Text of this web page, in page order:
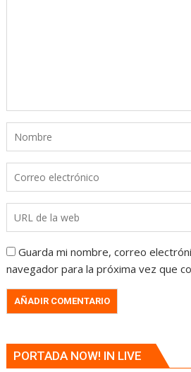
Guarda mi nombre, correo
navegador para la próxima vez que
PORTADA NOW! IN LIVE